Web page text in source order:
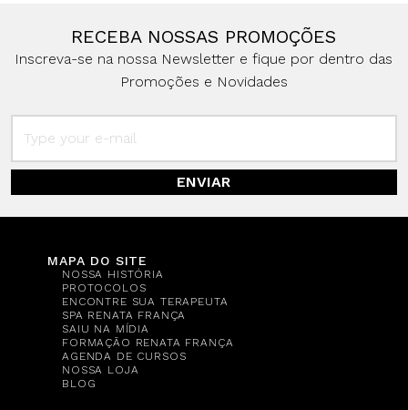
RECEBA NOSSAS PROMOÇÕES
Inscreva-se na nossa Newsletter e fique por dentro das
Promoções e Novidades
ENVIAR
MAPA DO SITE
NOSSA HISTÓRIA
PROTOCOLOS
ENCONTRE SUA TERAPEUTA
SPA RENATA FRANÇA
SAIU NA MÍDIA
FORMAÇÃO RENATA FRANÇA
AGENDA DE CURSOS
NOSSA LOJA
BLOG